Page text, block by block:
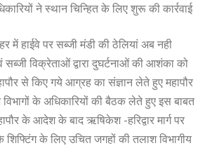
ने स्थान चिन्हित के लिए शुरू की कार्रवाई
हाईवे पर सब्जी मंडी की ठेलियां अब नही
विक्रेताओं द्वारा दुघर्टनाओं की आशंका को
से किए गये आग्रह का संज्ञान लेते हुए महापौर
विभागों के अधिकारियों की बैठक लेते हुए इस बाबत
के आदेश के बाद ऋषिकेश -हरिद्वार मार्ग पर
के लिए उचित जगहों की तलाश विभागीय